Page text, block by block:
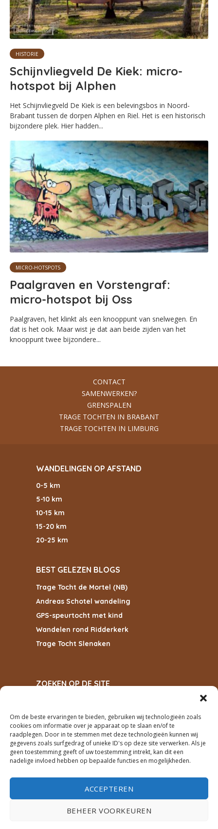
Om de beste ervaringen te bieden, gebruiken wij technologieën zoals
cookies om informatie over je apparaat op te slaan en/of te
raadplegen. Door in te stemmen met deze technologieën kunnen wij
gegevens zoals surfgedrag of unieke ID's op deze site verwerken. Als je
geen toestemming geeft of uw toestemming intrekt, kan dit een
nadelige invloed hebben op bepaalde functies en mogelijkheden.
ACCEPTEREN
BEHEER VOORKEUREN
HISTORIE
Schijnvliegveld De Kiek: micro-
hotspot bij Alphen
Het Schijnvliegveld De Kiek is een belevingsbos in Noord-
Brabant tussen de dorpen Alphen en Riel. Het is een historisch
bijzondere plek. Hier hadden...
MICRO-HOTSPOTS
Paalgraven en Vorstengraf:
micro-hotspot bij Oss
Paalgraven, het klinkt als een knooppunt van snelwegen. En
dat is het ook. Maar wist je dat aan beide zijden van het
knooppunt twee bijzondere...
CONTACT
SAMENWERKEN?
GRENSPALEN
TRAGE TOCHTEN IN BRABANT
TRAGE TOCHTEN IN LIMBURG
WANDELINGEN OP AFSTAND
0-5 km
5-10 km
10-15 km
15-20 km
20-25 km
BEST GELEZEN BLOGS
Trage Tocht de Mortel (NB)
Andreas Schotel wandeling
GPS-speurtocht met kind
Wandelen rond Ridderkerk
Trage Tocht Slenaken
ZOEKEN OP DE SITE
ZOEKEN
PRIVACY
cookiebeleid
privacyverklaring